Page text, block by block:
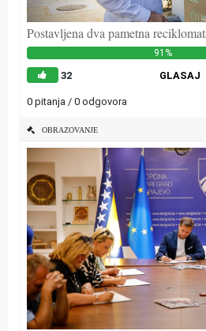
Postavljena dva pametna
91%
32 GLASAJ
0 pitanja / 0 odgovora
OBRAZOVANJE